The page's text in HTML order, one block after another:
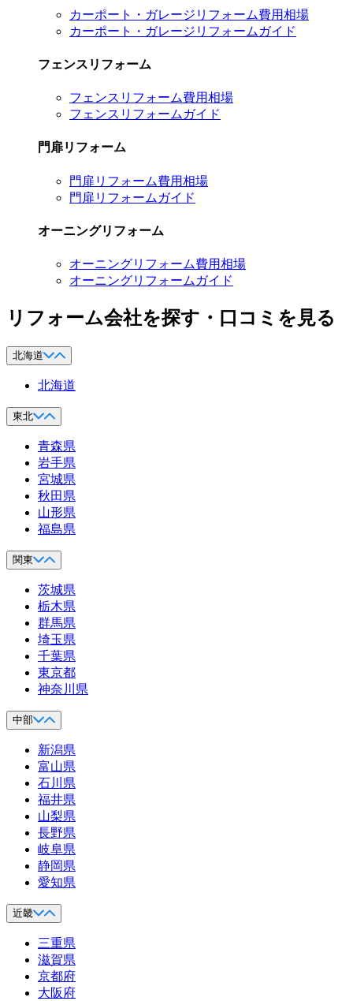
カーポート・ガレージリフォーム費用相場
カーポート・ガレージリフォームガイド
フェンスリフォーム
フェンスリフォーム費用相場
フェンスリフォームガイド
門扉リフォーム
門扉リフォーム費用相場
門扉リフォームガイド
オーニングリフォーム
オーニングリフォーム費用相場
オーニングリフォームガイド
リフォーム会社を探す・口コミを見る
北海道
北海道
東北
青森県
岩手県
宮城県
秋田県
山形県
福島県
関東
茨城県
栃木県
群馬県
埼玉県
千葉県
東京都
神奈川県
中部
新潟県
富山県
石川県
福井県
山梨県
長野県
岐阜県
静岡県
愛知県
近畿
三重県
滋賀県
京都府
大阪府